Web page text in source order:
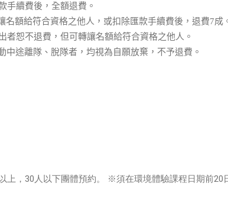
手續費後，全額退費。
名額給符合資格之他人，或扣除匯款手續費後，退費7成
者恕不退費，但可轉讓名額給符合資格之他人。
中途離隊、脫隊者，均視為自願放棄，不予退費。
上，30人以下團體預約。 ※須在環境體驗課程日期前20